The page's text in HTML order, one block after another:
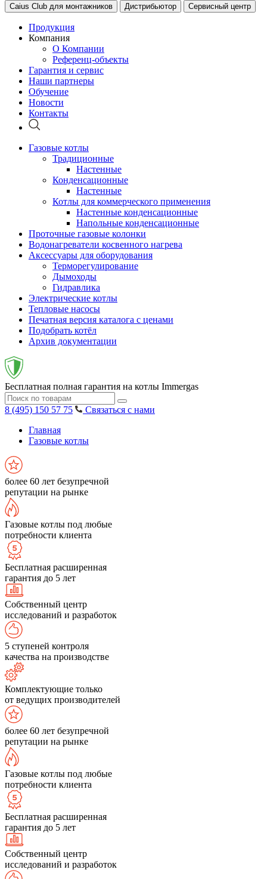
Caius Club для монтажников Дистрибьютор Сервисный центр
Продукция
Компания
О Компании
Референц-объекты
Гарантия и сервис
Наши партнеры
Обучение
Новости
Контакты
Газовые котлы
Традиционные
Настенные
Конденсационные
Настенные
Котлы для коммерческого применения
Настенные конденсационные
Напольные конденсационные
Проточные газовые колонки
Водонагреватели косвенного нагрева
Аксессуары для оборудования
Терморегулирование
Дымоходы
Гидравлика
Электрические котлы
Тепловые насосы
Печатная версия каталога с ценами
Подобрать котёл
Архив документации
Бесплатная полная гарантия на котлы Immergas
8 (495) 150 57 75
Связаться с нами
Главная
Газовые котлы
более 60 лет безупречной
репутации на рынке
Газовые котлы под любые
потребности клиента
Бесплатная расширенная
гарантия до 5 лет
Собственный центр
исследований и разработок
5 ступеней контроля
качества на производстве
Комплектующие только
от ведущих производителей
более 60 лет безупречной
репутации на рынке
Газовые котлы под любые
потребности клиента
Бесплатная расширенная
гарантия до 5 лет
Собственный центр
исследований и разработок